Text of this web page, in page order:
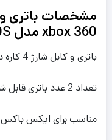
xbox 360 مدل RF-1310S
باتری و کابل شارژ 4 کاره دسته xbox 360 مدل RF-1310S
تعداد 2 عدد باتری قابل شارژ _ یک کابل دوکاره شارژ و گیم پلی
مناسب برای ایکس باکس 360